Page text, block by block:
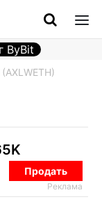
ByBit
Продать
Реклама